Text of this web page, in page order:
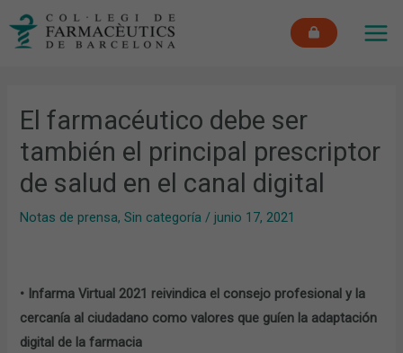
El farmacéutico debe ser
también el principal prescriptor
de salud en el canal digital
Notas de prensa,Sin categoría /junio 17, 2021
• Infarma Virtual 2021 reivindica el consejo profesional y la
cercanía al ciudadano como valores que guíen la adaptación
digital de la farmacia